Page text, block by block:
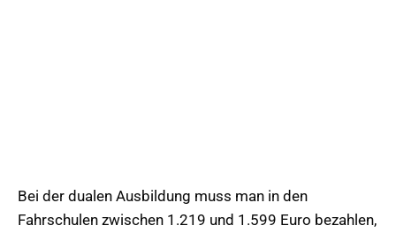
Bei der dualen Ausbildung muss man in den
Fahrschulen zwischen 1.219 und 1.599 Euro bezahlen,